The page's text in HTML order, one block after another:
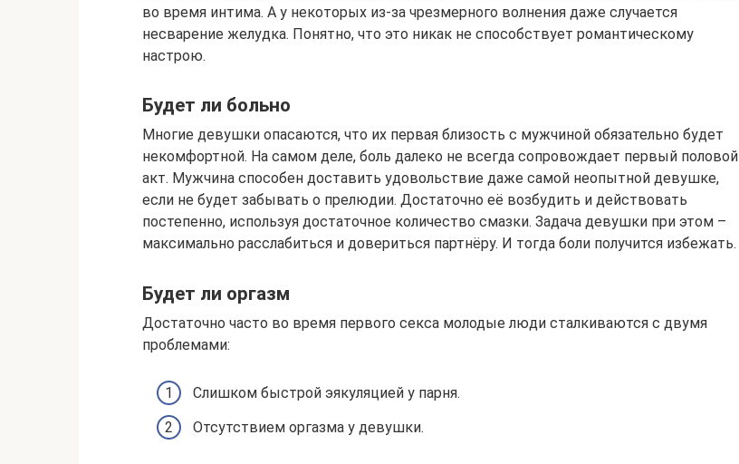
во время интима. А у некоторых из-за чрезмерного волнения даже случается
несварение желудка. Понятно, что это никак не способствует романтическому
настрою.
Будет ли больно
Многие девушки опасаются, что их первая близость с мужчиной обязательно будет
некомфортной. На самом деле, боль далеко не всегда сопровождает первый половой
акт. Мужчина способен доставить удовольствие даже самой неопытной девушке,
если не будет забывать о прелюдии. Достаточно её возбудить и действовать
постепенно, используя достаточное количество смазки. Задача девушки при этом –
максимально расслабиться и довериться партнёру. И тогда боли получится избежать.
Будет ли оргазм
Достаточно часто во время первого секса молодые люди сталкиваются с двумя
проблемами:
Слишком быстрой эякуляцией у парня.
Отсутствием оргазма у девушки.